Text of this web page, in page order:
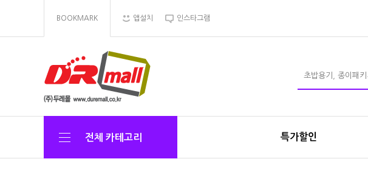
BOOKMARK 앱설치 인스타그램
전체 카테고리 특가할인